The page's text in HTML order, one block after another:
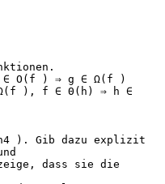
∈ O(f ) ⇒ g ∈ Ω(f )
Ω(f ), f ∈ Θ(h) ⇒ h ∈
). Gib dazu explizit
dass sie die